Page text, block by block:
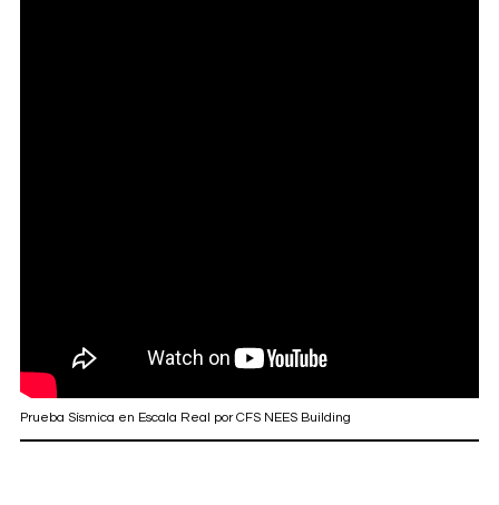
Prueba Sísmica en Escala Real por CFS NEES Building